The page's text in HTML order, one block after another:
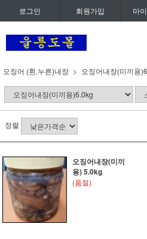
로그인 회원가입 마
오징어 (흰,누른)내장 오징어내장(미끼용
정렬
오징어내장(미끼
용) 5.0kg
(품절)